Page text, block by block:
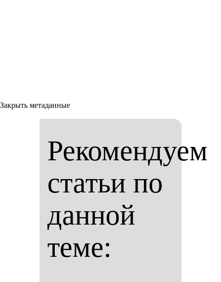
Закрыть метаданные
Рекомендуем
статьи по
данной
теме: